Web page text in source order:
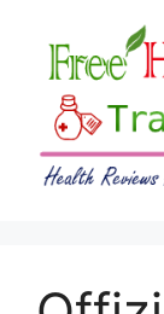
content